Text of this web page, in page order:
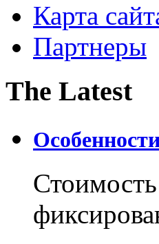
Карта
Партнеры
The Latest